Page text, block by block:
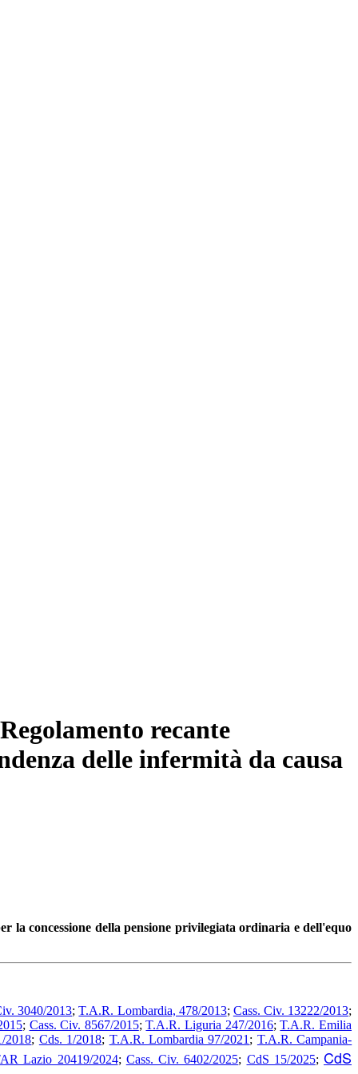
recante
delle infermità da causa
la concessione della pensione privilegiata ordinaria e dell'equo
3040/2013;T.A.R. Lombardia, 478/2013; Cass. Civ. 13222/2013;
; Cass. Civ. 8567/2015;T.A.R. Liguria 247/2016;T.A.R. Emilia
2018; Cds. 1/2018; T.A.R. Lombardia 97/2021 ; T.A.R. Campania-
Lazio 20419/2024; Cass. Civ. 6402/2025; CdS 15/2025; CdS